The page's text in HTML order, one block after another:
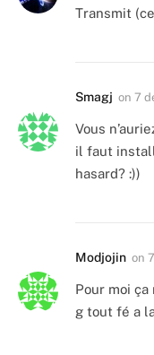
Transmit
Smagj on 7
Vous
il faut
hasard? :))
Modjojin on
Pour moi
g tout fé a